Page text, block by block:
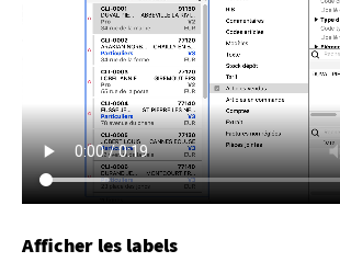
Afficher les labels